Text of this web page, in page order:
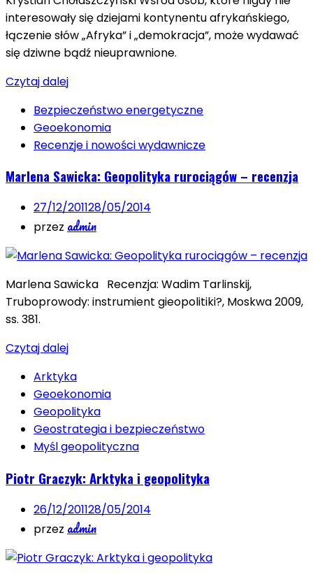
interesowały się dziejami kontynentu afrykańskiego,
łączenie słów „Afryka” i „demokracja”, może wydawać
się dziwne bądź nieuprawnione.
Czytaj dalej
Bezpieczeństwo energetyczne
Geoekonomia
Recenzje i nowości wydawnicze
Marlena Sawicka: Geopolityka rurociągów – recenzja
27/12/201128/05/2014
przez admin
Marlena Sawicka Recenzja: Wadim Tarlinskij,
Truboprowody: instrumient gieopolitiki?, Moskwa 2009,
ss. 381.
Czytaj dalej
Arktyka
Geoekonomia
Geopolityka
Geostrategia i bezpieczeństwo
Myśl geopolityczna
Piotr Graczyk: Arktyka i geopolityka
26/12/201128/05/2014
przez admin